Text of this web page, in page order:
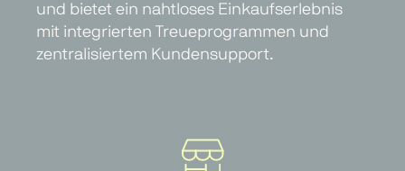
und bietet ein nahtloses Einkaufserlebnis
mit integrierten Treueprogrammen und
zentralisiertem Kundensupport.